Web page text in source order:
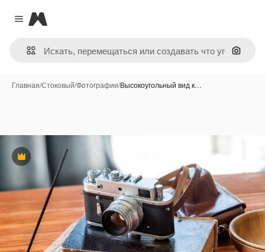
Close menu
Magnific
Поиск
Главная/Стоковый/Фотографии/Высокоугольный вид к…
Премиум